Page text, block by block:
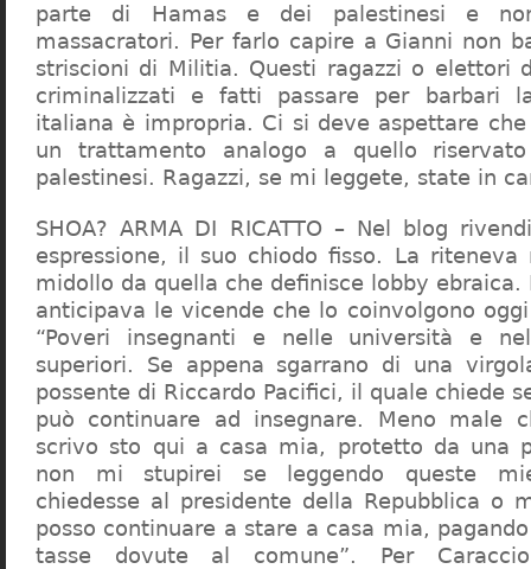
parte di Hamas e dei palestinesi e
massacratori. Per farlo capire a Gianni non
striscioni di Militia. Questi ragazzi o elettori
criminalizzati e fatti passare per barbari
italiana è impropria. Ci si deve aspettare
un trattamento analogo a quello
palestinesi. Ragazzi, se mi leggete, state in
SHOA? ARMA DI RICATTO – Nel blog
espressione, il suo chiodo fisso. La
midollo da quella che definisce lobby ebraica.
anticipava le vicende che lo coinvolgono
“Poveri insegnanti e nelle università e
superiori. Se appena sgarrano di una
possente di Riccardo Pacifici, il quale chiede
può continuare ad insegnare. Meno male
scrivo sto qui a casa mia, protetto da una
non mi stupirei se leggendo queste
chiedesse al presidente della Repubblica o
posso continuare a stare a casa mia,
tasse dovute al comune”. Per